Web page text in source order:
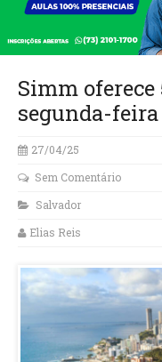
Simm oferece
segunda-feira
27/04/25
Sem Comentário
Salvador
Elias Reis